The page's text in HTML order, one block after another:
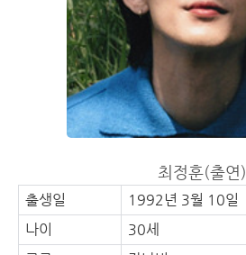
최정훈(출연)
출생일
1992년 3월 10일
나이
30세